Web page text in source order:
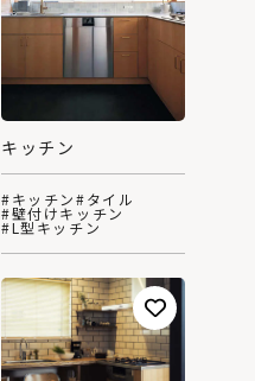
キッチン
#キッチン#タイル
#壁付けキッチン
#L型キッチン